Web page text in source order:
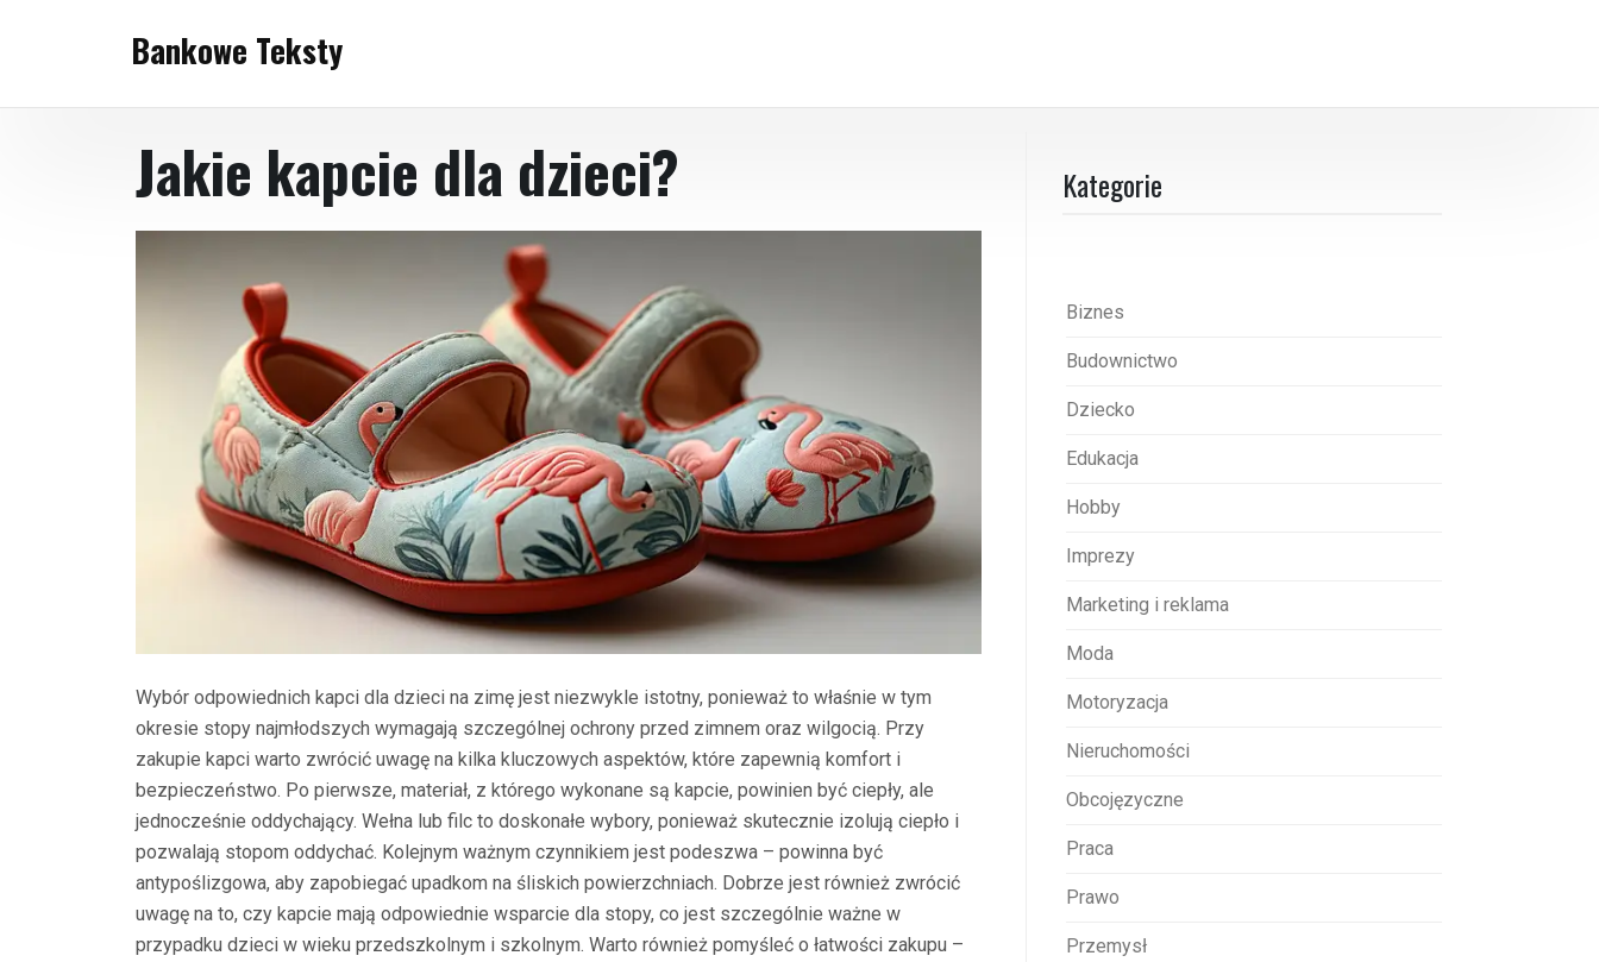
Bankowe Teksty
Jakie kapcie dla dzieci?
Wybór odpowiednich kapci dla dzieci na zimę jest niezwykle istotny, ponieważ to właśnie w tym
okresie stopy najmłodszych wymagają szczególnej ochrony przed zimnem oraz wilgocią. Przy
zakupie kapci warto zwrócić uwagę na kilka kluczowych aspektów, które zapewnią komfort i
bezpieczeństwo. Po pierwsze, materiał, z którego wykonane są kapcie, powinien być ciepły, ale
jednocześnie oddychający. Wełna lub filc to doskonałe wybory, ponieważ skutecznie izolują ciepło i
pozwalają stopom oddychać. Kolejnym ważnym czynnikiem jest podeszwa – powinna być
antypoślizgowa, aby zapobiegać upadkom na śliskich powierzchniach. Dobrze jest również zwrócić
uwagę na to, czy kapcie mają odpowiednie wsparcie dla stopy, co jest szczególnie ważne w
przypadku dzieci w wieku przedszkolnym i szkolnym. Warto również pomyśleć o łatwości zakupu –
Kategorie
Biznes
Budownictwo
Dziecko
Edukacja
Hobby
Imprezy
Marketing i reklama
Moda
Motoryzacja
Nieruchomości
Obcojęzyczne
Praca
Prawo
Przemysł